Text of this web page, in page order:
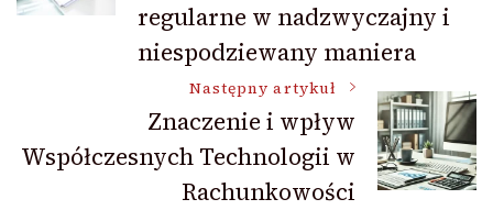
regularne w nadzwyczajny i
niespodziewany maniera
Następny artykuł
Znaczenie i wpływ
Współczesnych Technologii w
Rachunkowości